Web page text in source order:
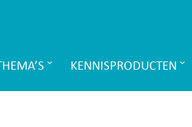
KENNISPRODUCTEN